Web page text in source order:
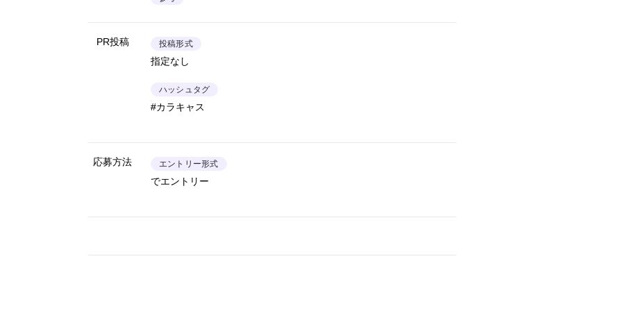
PR投稿 投稿形式
指定なし
ハッシュタグ
#カラキャス
応募方法 エントリー形式
でエントリー